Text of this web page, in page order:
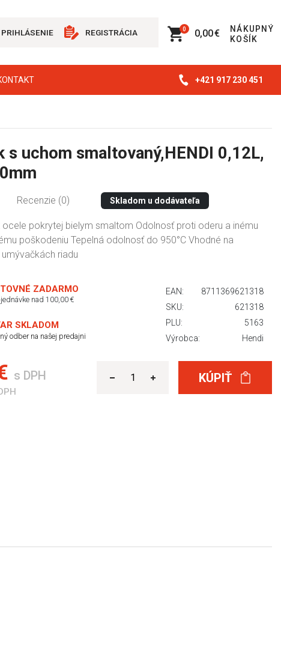
PRIHLÁSENIE REGISTRÁCIA 0,00 €
NÁKUPNÝ
KOŠÍK
0
+421 917 230 451
s uchom smaltovaný,HENDI 0,12L,
Recenzie (0) Skladom u dodávateľa
ocele pokrytej bielym smaltom Odolnosť proti oderu a inému
poškodeniu Tepelná odolnosť do 950°C Vhodné na
riadu
ZADARMO
nad 100,00 €
SKLADOM
odber na našej predajni
EAN:
8711369621318
SKU:
621318
PLU:
5163
Výrobca:
Hendi
s DPH KÚPIŤ